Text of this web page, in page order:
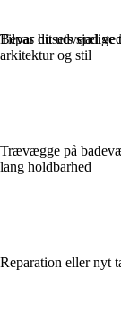
Bevar husets sjæl
Trævægge på
lang holdbarhed
Reparation eller nyt
Tilpas dit udvendige
arkitektur og stil